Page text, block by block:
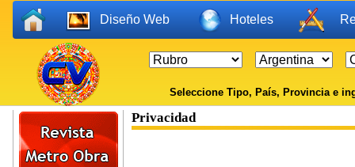
Diseño Web Hoteles
Seleccione Tipo, País, Provincia e
Privacidad